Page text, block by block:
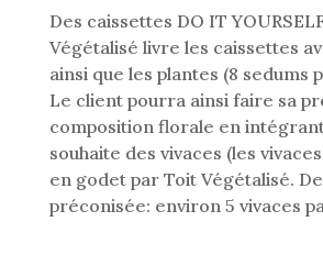
Des caissettes DO IT
Végétalisé livre les caissettes
ainsi que les plantes (8 sedums
Le client pourra ainsi faire sa
composition florale en intégrant
souhaite des vivaces (les
en godet par Toit Végétalisé.
préconisée: environ 5 vivaces